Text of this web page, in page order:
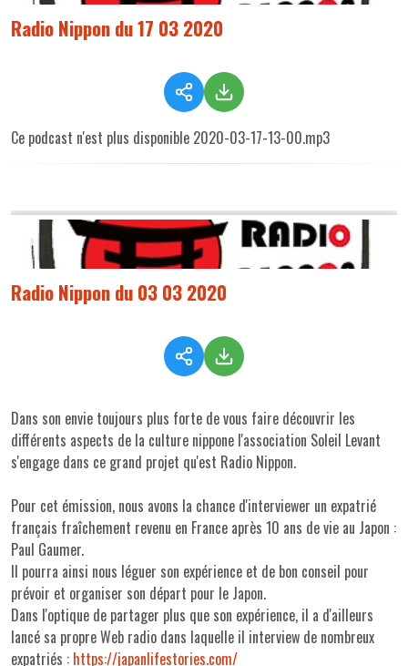
Radio Nippon du 17 03 2020
Ce podcast n'est plus disponible 2020-03-17-13-00.mp3
Radio Nippon du 03 03 2020
Dans son envie toujours plus forte de vous faire découvrir les
différents aspects de la culture nippone l'association Soleil Levant
s'engage dans ce grand projet qu'est Radio Nippon.
Pour cet émission, nous avons la chance d'interviewer un expatrié
français fraîchement revenu en France après 10 ans de vie au Japon :
Paul Gaumer.
Il pourra ainsi nous léguer son expérience et de bon conseil pour
prévoir et organiser son départ pour le Japon.
Dans l'optique de partager plus que son expérience, il a d'ailleurs
lancé sa propre Web radio dans laquelle il interview de nombreux
expatriés : https://japanlifestories.com/